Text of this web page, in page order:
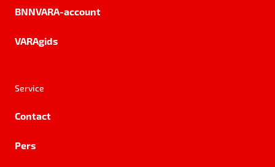
BNNVARA-account
VARAgids
Service
Contact
Pers